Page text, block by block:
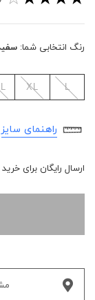
رنگ انتخابی شما:
L
XL
راهنمای سایز
ارسال رایگان برای خرید بالای